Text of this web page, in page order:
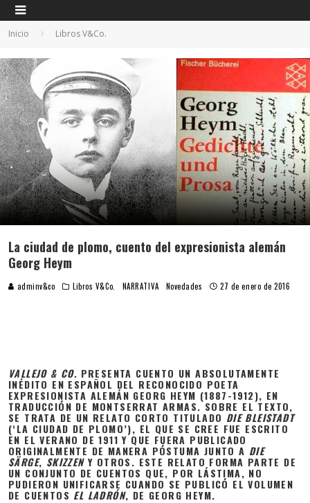
Inicio Libros V&Co.
La ciudad de plomo, cuento del expresionista alemán
Georg Heym
adminv&co Libros V&Co. NARRATIVA Novedades 27 de enero de 2016
VALLEJO & CO. PRESENTA CUENTO UN ABSOLUTAMENTE
INÉDITO EN ESPAÑOL DEL RECONOCIDO POETA
EXPRESIONISTA ALEMÁN GEORG HEYM (1887-1912), EN
TRADUCCIÓN DE MONTSERRAT ARMAS. SOBRE EL TEXTO,
SE TRATA DE UN RELATO CORTO TITULADO DIE BLEISTADT
(‘LA CIUDAD DE PLOMO’), EL QUE SE CREE FUE ESCRITO
EN EL VERANO DE 1911 Y QUE FUERA PUBLICADO
ORIGINALMENTE DE MANERA PÓSTUMA JUNTO A DIE
SÄRGE, SKIZZENY OTROS. ESTE RELATO FORMA PARTE DE
UN CONJUNTO DE CUENTOS QUE, POR LÁSTIMA, NO
PUDIERON UNIFICARSE CUANDO SE PUBLICÓ EL VOLUMEN
DE CUENTOS EL LADRÓN, DE GEORG HEYM.